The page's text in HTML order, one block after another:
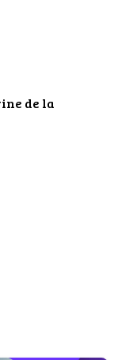
de la